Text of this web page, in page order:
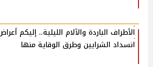
الأطراف الباردة والآلام الليلية.. إليكم
انسداد الشرايين وطرق الوقاية منها